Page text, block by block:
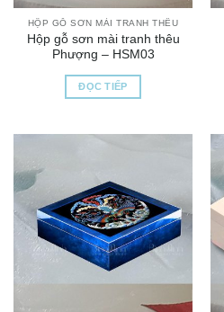
HỘP GỖ SƠN MÀI TRANH THÊU
Hộp gỗ sơn mài tranh thêu
Phượng – HSM03
ĐỌC TIẾP